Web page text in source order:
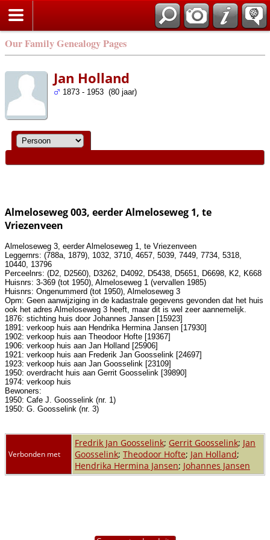
Our Family Genealogy Pages
Jan Holland
1873 - 1953 (80 jaar)
Almeloseweg 003, eerder Almeloseweg 1, te
Vriezenveen
Almeloseweg 3, eerder Almeloseweg 1, te Vriezenveen
Leggernrs: (788a, 1879), 1032, 3710, 4657, 5039, 7449, 7734, 5318,
10440, 13796
Perceelnrs: (D2, D2560), D3262, D4092, D5438, D5651, D6698, K2, K668
Huisnrs: 3-369 (tot 1950), Almeloseweg 1 (vervallen 1985)
Huisnrs: Ongenummerd (tot 1950), Almeloseweg 3
Opm: Geen aanwijziging in de kadastrale gegevens gevonden dat het huis
ook het adres Almeloseweg 3 heeft, maar dit is wel zeer aannemelijk.
1876: stichting huis door Johannes Jansen [15923]
1891: verkoop huis aan Hendrika Hermina Jansen [17930]
1902: verkoop huis aan Theodoor Hofte [19367]
1906: verkoop huis aan Jan Holland [25906]
1921: verkoop huis aan Frederik Jan Goosselink [24697]
1923: verkoop huis aan Jan Goosselink [23109]
1950: overdracht huis aan Gerrit Goosselink [39890]
1974: verkoop huis
Bewoners:
1950: Cafe J. Goosselink (nr. 1)
1950: G. Goosselink (nr. 3)
Verbonden met
Fredrik Jan Goosselink; Gerrit Goosselink; Jan
Goosselink; Theodoor Hofte; Jan Holland;
Hendrika Hermina Jansen; Johannes Jansen